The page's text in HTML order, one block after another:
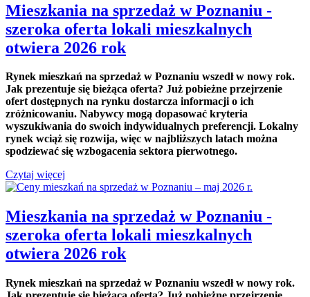
Mieszkania na sprzedaż w Poznaniu -
szeroka oferta lokali mieszkalnych
otwiera 2026 rok
Rynek mieszkań na sprzedaż w Poznaniu wszedł w nowy rok.
Jak prezentuje się bieżąca oferta? Już pobieżne przejrzenie
ofert dostępnych na rynku dostarcza informacji o ich
zróżnicowaniu. Nabywcy mogą dopasować kryteria
wyszukiwania do swoich indywidualnych preferencji. Lokalny
rynek wciąż się rozwija, więc w najbliższych latach można
spodziewać się wzbogacenia sektora pierwotnego.
Czytaj więcej
Mieszkania na sprzedaż w Poznaniu -
szeroka oferta lokali mieszkalnych
otwiera 2026 rok
Rynek mieszkań na sprzedaż w Poznaniu wszedł w nowy rok.